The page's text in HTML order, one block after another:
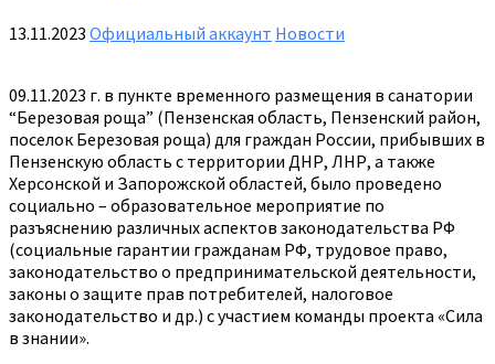
13.11.2023 Официальный аккаунт Новости
09.11.2023 г. в пункте временного размещения в санатории
“Березовая роща” (Пензенская область, Пензенский район,
поселок Березовая роща) для граждан России, прибывших в
Пензенскую область с территории‌ ДНР, ЛНР, а также
Херсонской и Запорожской областей, было проведено
социально – образовательное мероприятие по
разъяснению различных аспектов законодательства РФ
(социальные гарантии гражданам РФ, трудовое право,
законодательство о предпринимательской деятельности,
законы о защите прав потребителей, налоговое
законодательство и др.) с участием команды проекта «Сила
в знании».